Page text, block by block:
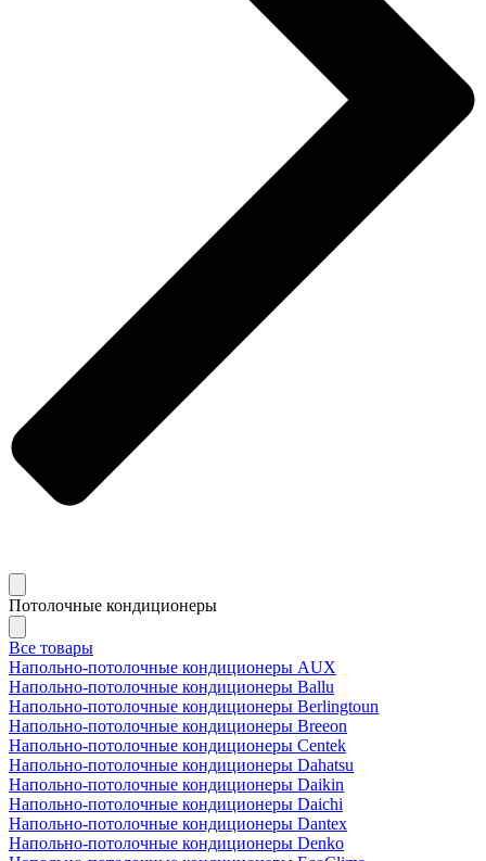
Потолочные кондиционеры
Все товары
Напольно-потолочные кондиционеры AUX
Напольно-потолочные кондиционеры Ballu
Напольно-потолочные кондиционеры Berlingtoun
Напольно-потолочные кондиционеры Breeon
Напольно-потолочные кондиционеры Centek
Напольно-потолочные кондиционеры Dahatsu
Напольно-потолочные кондиционеры Daikin
Напольно-потолочные кондиционеры Daichi
Напольно-потолочные кондиционеры Dantex
Напольно-потолочные кондиционеры Denko